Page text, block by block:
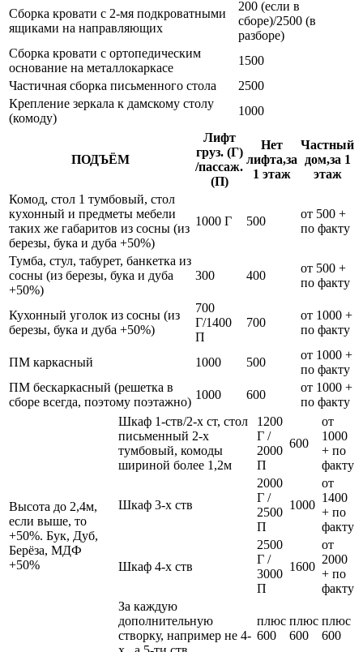
Сборка кровати с 2-мя подкроватными
ящиками на направляющих
200 (если в
сборе)/2500 (в
разборе)
Сборка кровати с ортопедическим
основание на металлокаркасе
1500
Частичная сборка письменного стола
2500
Крепление зеркала к дамскому столу
(комоду)
1000
ПОДЪЁМ
Лифт
груз. (Г)
/пассаж.
(П)
Нет
лифта,за
1 этаж
Частный
дом,за 1
этаж
Комод, стол 1 тумбовый, стол
кухонный и предметы мебели
таких же габаритов из сосны (из
березы, бука и дуба +50%)
1000 Г 500
от 500 +
по факту
Тумба, стул, табурет, банкетка из
сосны (из березы, бука и дуба
+50%)
300 400
от 500 +
по факту
Кухонный уголок из сосны (из
березы, бука и дуба +50%)
700
Г/1400
П
700
от 1000 +
по факту
ПМ каркасный 1000 500
от 1000 +
по факту
ПМ бескаркасный (решетка в
сборе всегда, поэтому поэтажно)
1000 600
от 1000 +
по факту
Высота до 2,4м,
если выше, то
+50%. Бук, Дуб,
Берёза, МДФ
+50%
Шкаф 1-ств/2-х ст, стол
письменный 2-х
тумбовый, комоды
шириной более 1,2м
1200
Г /
2000
П
600
от
1000
+ по
факту
Шкаф 3-х ств
2000
Г /
2500
П
1000
от
1400
+ по
факту
Шкаф 4-х ств
2500
Г /
3000
П
1600
от
2000
+ по
факту
За каждую
дополнительную
створку, например не 4-
плюс
600
плюс
600
плюс
600